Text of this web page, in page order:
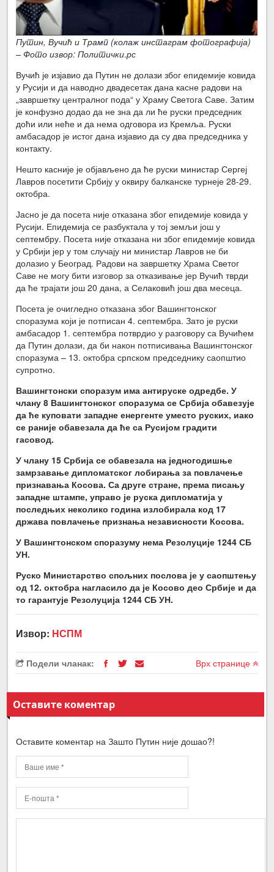
Путин, Вучић и Трамп (колаж инстаграм фотографија)
– Фото извор: Политички.рс
Вучић је изјавио да Путин не долази због епидемије ковида
у Русији и да наводно двадесетак дана касне радови на
„завршетку централног пода“ у Храму Светога Саве. Затим
је конфузно додао да не зна да ли ће руски председник
доћи или неће и да нема одговора из Кремља. Руски
амбасадор је истог дана изјавио да су два председника у
контакту.
Нешто касније је објављено да ће руски министар Сергеј
Лавров посетити Србију у оквиру балканске турнеје 28-29.
октобра.
Јасно је да посета није отказана због епидемије ковида у
Русији. Епидемија се разбуктала у тој земљи још у
септембру. Посета није отказана ни због епидемије ковида
у Србији јер у том случају ни министар Лавров не би
долазио у Београд. Радови на завршетку Храма Светог
Саве не могу бити изговор за отказивање јер Вучић тврди
да ће трајати још 20 дана, а Селаковић још два месеца.
Посета је очигледно отказана због Вашингтонског
споразума који је потписан 4. септембра. Зато је руски
амбасадор 1. септембра потврдио у разговору са Вучићем
да Путин долази, да би након потписивања Вашингтонског
споразума – 13. октобра српском председнику саопштио
супротно.
Вашингтонски споразум има антируске одредбе. У
члану 8 Вашингтонског споразума се Србија обавезује
да ће куповати западне енергенте уместо руских, иако
се раније обавезала да ће са Русијом градити
гасовод.
У члану 15 Србија се обавезала на једногодишње
замрзавање дипломатског лобирања за повлачење
признавања Косова. Са друге стране, према писању
западне штампе, управо је руска дипломатија у
последњих неколико година излобирала код 17
држава повлачење признања независности Косова.
У Вашингтонском споразуму нема Резолуције 1244 СБ
УН.
Руско Министарство спољних послова је у саопштењу
од 12. октобра нагласило да је Косово део Србије и да
то гарантује Резолуција 1244 СБ УН.
Извор: НСПМ
Подели чланак: Врх странице
Оставите коментар
Оставите коментар на Зашто Путин није дошао?!